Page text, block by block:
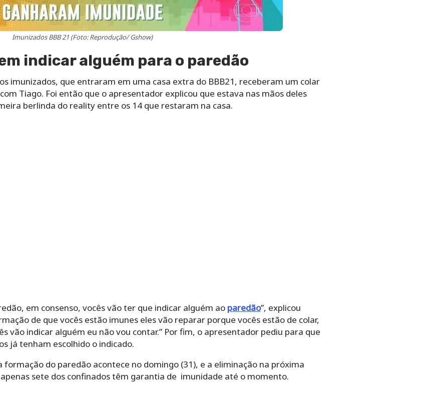
Imunizados BBB 21 (Foto: Reprodução/ Gshow)
indicar alguém para o paredão
imunizados, que entraram em uma casa extra do BBB21, receberam um colar
Tiago. Foi então que o apresentador explicou que estava nas mãos deles
berlinda do reality entre os 14 que restaram na casa.
em consenso, vocês vão ter que indicar alguém ao paredão”, explicou
de que vocês estão imunes eles vão reparar porque vocês estão de colar,
vão indicar alguém eu não vou contar.” Por fim, o apresentador pediu para que
já tenham escolhido o indicado.
formação do paredão acontece no domingo (31), e a eliminação na próxima
sete dos confinados têm garantia de imunidade até o momento.